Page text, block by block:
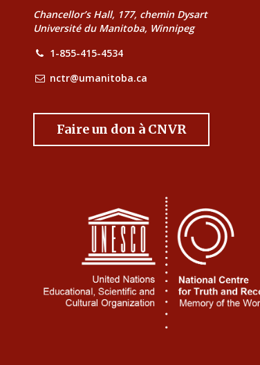
Chancellor’s Hall, 177, chemin Dysart
Université du Manitoba, Winnipeg
1-855-415-4534
nctr@umanitoba.ca
Faire un don à CNVR